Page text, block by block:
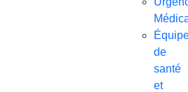
de
santé
et